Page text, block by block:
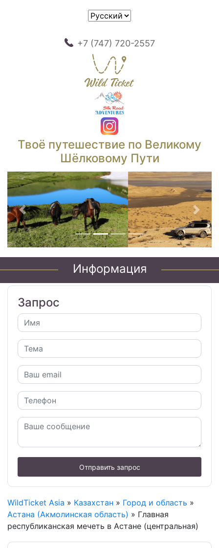
+7 (747) 720-2557
Твоё путешествие по Великому
Шёлковому Пути
Предыдущий
Информация
Запрос
Отправить запрос
WildTicket Asia » Казахстан » Город и область »
Астана (Акмолинская область) » Главная
республиканская мечеть в Астане (центральная)